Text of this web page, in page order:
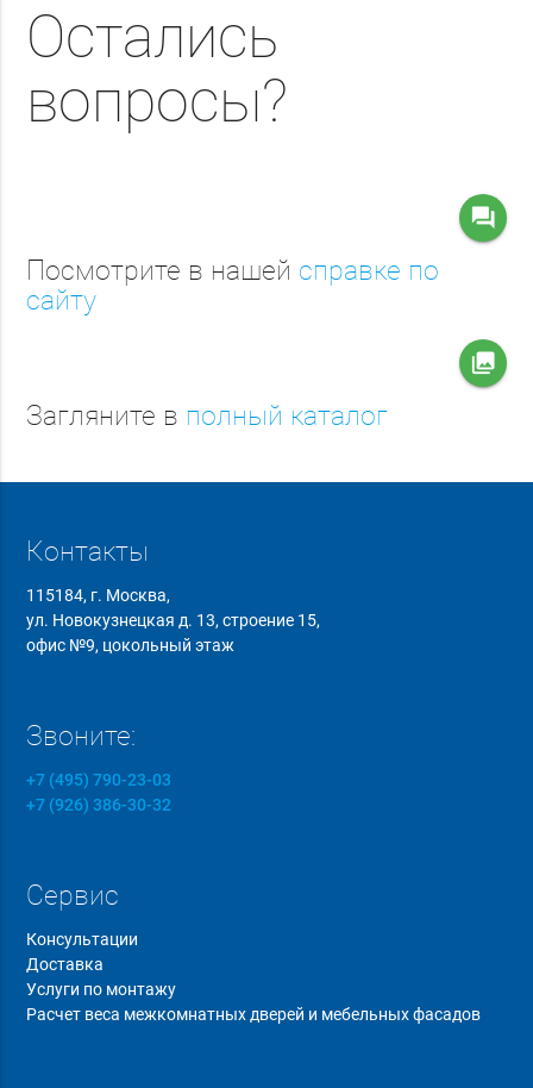
Остались
вопросы?
question_answer
Посмотрите в нашей справке по
сайту
collections
Загляните в полный каталог
Контакты
115184, г. Москва,
ул. Новокузнецкая д. 13, строение 15,
офис №9, цокольный этаж
Звоните:
+7 (495) 790-23-03
+7 (926) 386-30-32
Сервис
Консультации
Доставка
Услуги по монтажу
Расчет веса межкомнатных дверей и мебельных фасадов